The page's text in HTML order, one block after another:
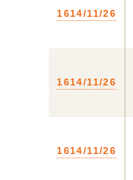
1614/11/26
1614/11/26
1614/11/26